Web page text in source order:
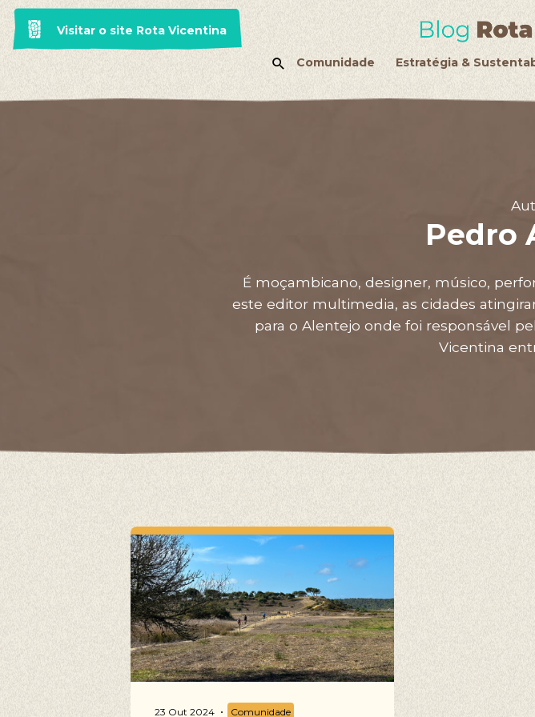
Visitar o site Rota Vicentina
Comunidade Estratégia &
Pedro
É moçambicano, designer, músico,
este editor multimedia, as cidades
para o Alentejo onde foi responsável
Vicentina
23 Out 2024 Comunidade